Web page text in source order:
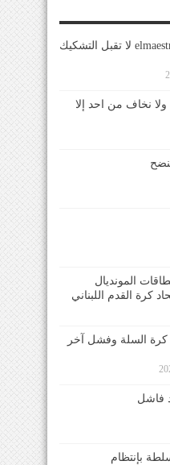
مصداقية elmaestrosport لا تقبل التشكيك
نخاف من احد إلا
المونديال
كرة القدم اللبناني
كرة السلة وفشل آخر
فاشل
بإنتظام